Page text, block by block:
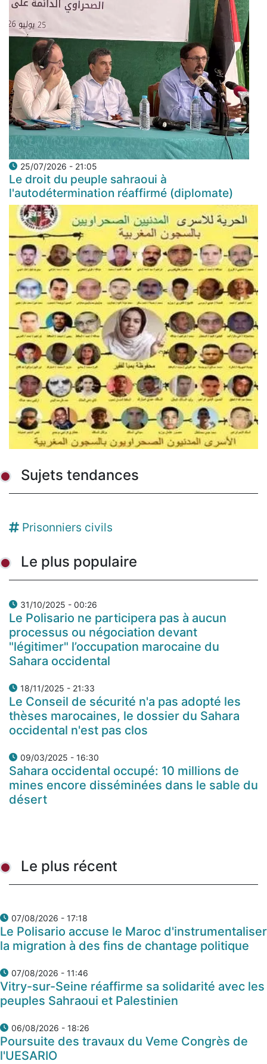
25/07/2026 - 21:05
Le droit du peuple sahraoui à
l'autodétermination réaffirmé (diplomate)
Sujets tendances
Prisonniers civils
Le plus populaire
31/10/2025 - 00:26
Le Polisario ne participera pas à aucun
processus ou négociation devant
"légitimer" l’occupation marocaine du
Sahara occidental
18/11/2025 - 21:33
Le Conseil de sécurité n'a pas adopté les
thèses marocaines, le dossier du Sahara
occidental n'est pas clos
09/03/2025 - 16:30
Sahara occidental occupé: 10 millions de
mines encore disséminées dans le sable du
désert
Le plus récent
07/08/2026 - 17:18
Le Polisario accuse le Maroc d'instrumentaliser
la migration à des fins de chantage politique
07/08/2026 - 11:46
Vitry-sur-Seine réaffirme sa solidarité avec les
peuples Sahraoui et Palestinien
06/08/2026 - 18:26
Poursuite des travaux du Veme Congrès de
l'UESARIO